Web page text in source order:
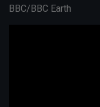
BBC/BBC Earth